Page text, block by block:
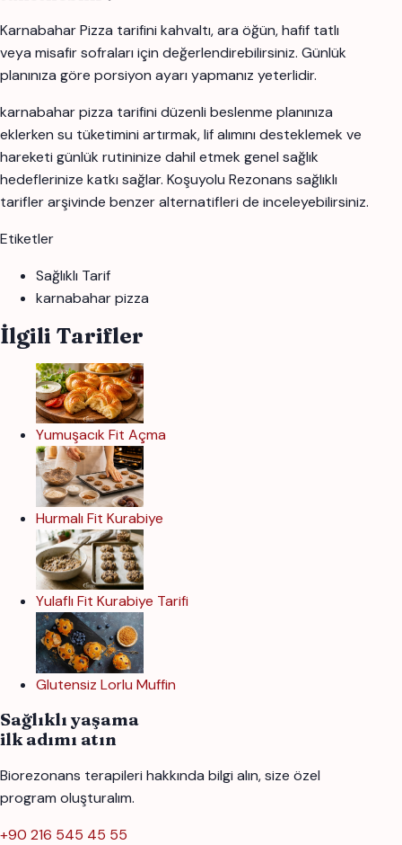
Karnabahar Pizza tarifini kahvaltı, ara öğün, hafif tatlı
veya misafir sofraları için değerlendirebilirsiniz. Günlük
planınıza göre porsiyon ayarı yapmanız yeterlidir.
karnabahar pizza tarifini düzenli beslenme planınıza
eklerken su tüketimini artırmak, lif alımını desteklemek ve
hareketi günlük rutininize dahil etmek genel sağlık
hedeflerinize katkı sağlar. Koşuyolu Rezonans sağlıklı
tarifler arşivinde benzer alternatifleri de inceleyebilirsiniz.
Etiketler
Sağlıklı Tarif
karnabahar pizza
İlgili Tarifler
Yumuşacık Fit Açma
Hurmalı Fit Kurabiye
Yulaflı Fit Kurabiye Tarifi
Glutensiz Lorlu Muffin
Sağlıklı yaşama
ilk adımı atın
Biorezonans terapileri hakkında bilgi alın, size özel
program oluşturalım.
+90 216 545 45 55